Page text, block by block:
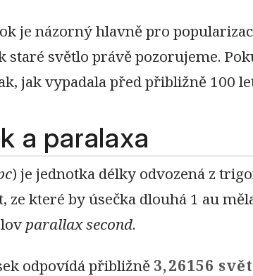
je názorný hlavně pro
staré světlo právě pozorujeme.
jak vypadala před přibližně 100
a paralaxa
) je jednotka délky odvozená z
ze které by úsečka dlouhá 1 au
parallax second.
odpovídá přibližně 3,26156